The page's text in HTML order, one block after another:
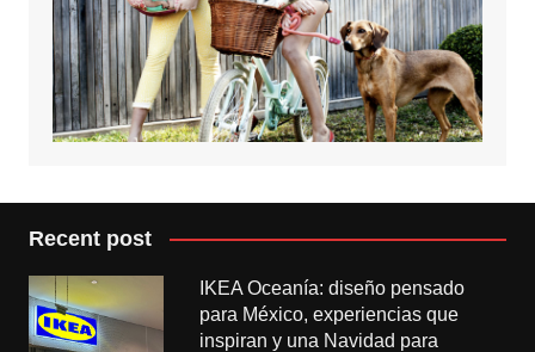
Recent post
IKEA Oceanía: diseño pensado
para México, experiencias que
inspiran y una Navidad para